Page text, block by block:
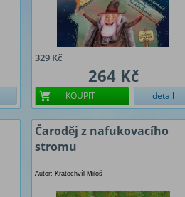
329 Kč
264 Kč
KOUPIT detail
Čaroděj z nafukovacího
stromu
Autor: Kratochvíl Miloš